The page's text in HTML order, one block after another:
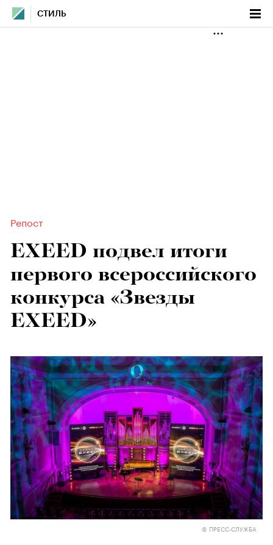
СТИЛЬ
Репост
EXEED подвел итоги
первого всероссийского
конкурса «Звезды
EXEED»
© ПРЕСС-СЛУЖБА